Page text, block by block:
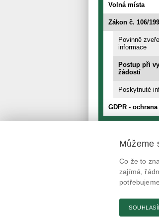
Volná místa
Zákon č. 106/
Povinně
informace
Postup při
žádostí
Poskytnuté
GDPR -
Můžeme
Co že to
zajímá,